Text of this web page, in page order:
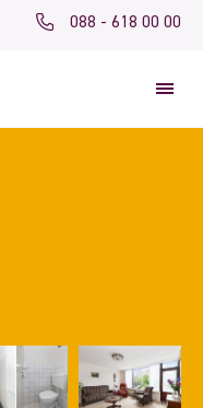
088 - 618 00 00